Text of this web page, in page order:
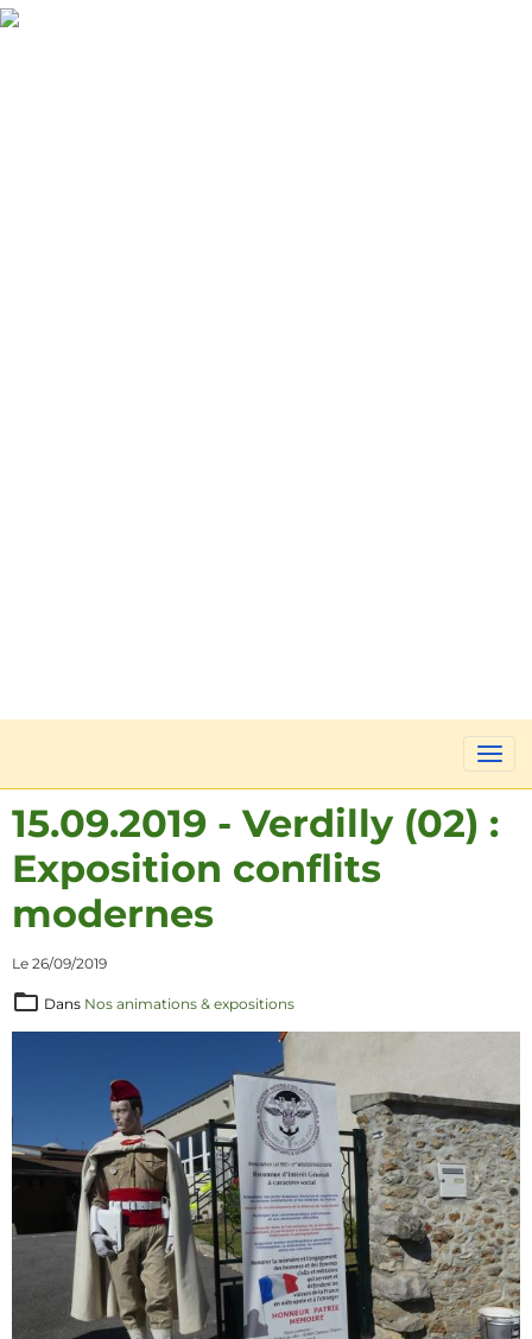
15.09.2019 - Verdilly (02) :
Exposition conflits
modernes
Le 26/09/2019
Dans Nos animations & expositions